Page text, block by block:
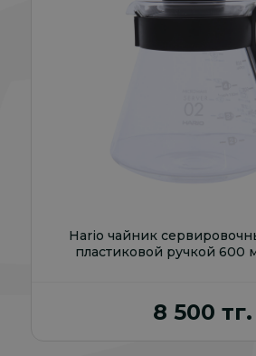
Hario чайник
пластиковой ручкой 600
8 500 тг.